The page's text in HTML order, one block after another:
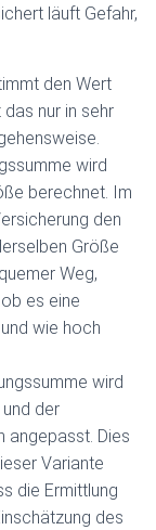
läuft Gefahr,
den Wert
nur in sehr
wird
berechnet. Im
den
Größe
Weg,
es eine
wie hoch
wird
der
angepasst. Dies
Variante
die Ermittlung
des